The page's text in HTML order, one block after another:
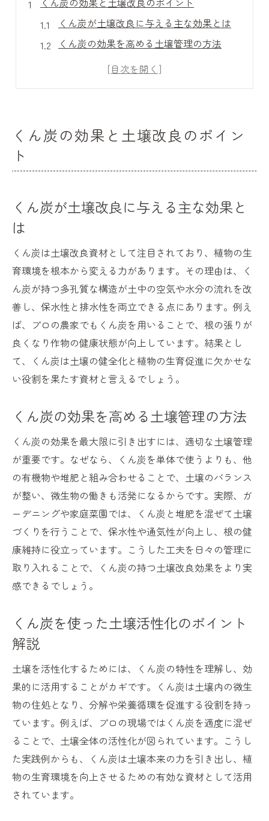
くん炭が土壌改良に与える主な効果とは
くん炭の効果を高める土壌管理の方法
くん炭を使った土壌活性化のポイント解説
くん炭活用で土壌が変わる理由を徹底分析
植物にくん炭を使うメリットとは
くん炭活用で植物の病害リスクを減らす
くん炭が家庭菜園に適しているポイント
くん炭利用のメリットとその実感例
くん炭の使い方と植物への影響
くん炭の効果的な使い方と注意点解説
植物別くん炭利用のポイントを紹介
くん炭と土壌のバランスを取る方法
くん炭を施すタイミングとその根拠
くん炭利用で収穫量がアップする理由
くん炭使用時に知っておきたいデメリット
くん炭が及ぼす土壌への影響と注意点
くん炭を多用することのリスクと対策
くん炭利用で起こりやすいトラブル例
くん炭のデメリットを回避する工夫
くん炭活用時のポイントと安全対策
くん炭が観葉植物に与える働き
くん炭が観葉植物に適する理由を解説
くん炭利用で観葉植物の根が強くなる
くん炭が観葉植物の病気予防に有効な理由
くん炭を使った観葉植物の管理ポイント
くん炭の作り方と安全な利用法
くん炭の簡単な作り方と基本工程の紹介
くん炭を安全に作るための注意点まとめ
くん炭作りに必要な道具と手順を解説
くん炭の作り方と保管方法のポイント
くん炭の効果と土壌改良のポイン
ト
くん炭が土壌改良に与える主な効果と
は
くん炭は土壌改良資材として注目されており、植物の生
育環境を根本から変える力があります。その理由は、く
ん炭が持つ多孔質な構造が土中の空気や水分の流れを改
善し、保水性と排水性を両立できる点にあります。例え
ば、プロの農家でもくん炭を用いることで、根の張りが
良くなり作物の健康状態が向上しています。結果とし
て、くん炭は土壌の健全化と植物の生育促進に欠かせな
い役割を果たす資材と言えるでしょう。
くん炭の効果を高める土壌管理の方法
くん炭の効果を最大限に引き出すには、適切な土壌管理
が重要です。なぜなら、くん炭を単体で使うよりも、他
の有機物や堆肥と組み合わせることで、土壌のバランス
が整い、微生物の働きも活発になるからです。実際、ガ
ーデニングや家庭菜園では、くん炭と堆肥を混ぜて土壌
づくりを行うことで、保水性や通気性が向上し、根の健
康維持に役立っています。こうした工夫を日々の管理に
取り入れることで、くん炭の持つ土壌改良効果をより実
感できるでしょう。
くん炭を使った土壌活性化のポイント
解説
土壌を活性化するためには、くん炭の特性を理解し、効
果的に活用することがカギです。くん炭は土壌内の微生
物の住処となり、分解や栄養循環を促進する役割を持っ
ています。例えば、プロの現場ではくん炭を適度に混ぜ
ることで、土壌全体の活性化が図られています。こうし
た実践例からも、くん炭は土壌本来の力を引き出し、植
物の生育環境を向上させるための有効な資材として活用
されています。